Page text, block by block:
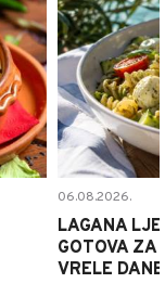
06.08.2026.
LAGANA
GOTOVA ZA
VRELE DANE